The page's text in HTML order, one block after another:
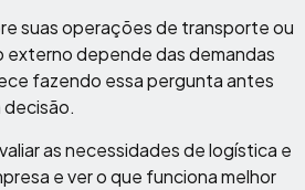
suas operações de transporte ou
externo depende das demandas
fazendo essa pergunta antes
decisão.
as necessidades de logística e
e ver o que funciona melhor